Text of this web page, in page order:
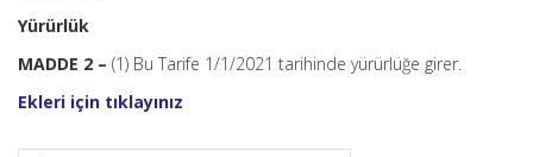
Yürürlük
MADDE 2 – (1) Bu Tarife 1/1/2021 tarihinde yürürlüğe girer.
Ekleri için tıklayınız